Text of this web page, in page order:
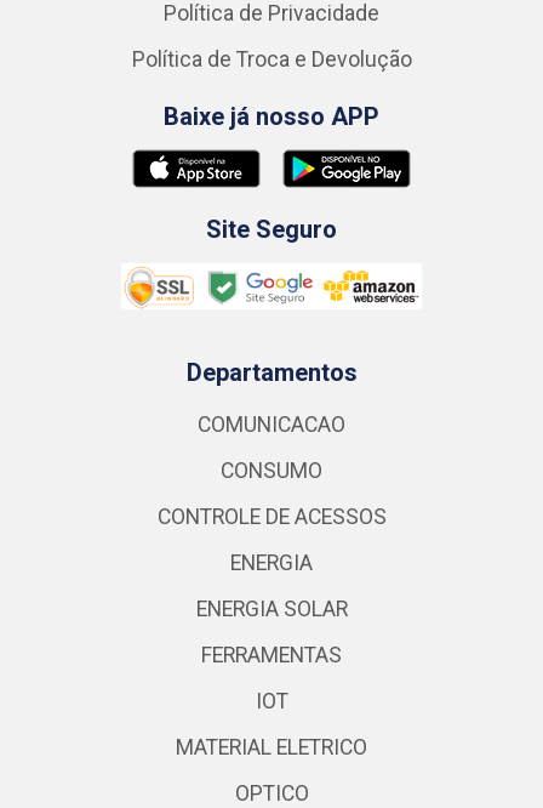
Política de Privacidade
Política de Troca e Devolução
Baixe já nosso APP
Site Seguro
Departamentos
COMUNICACAO
CONSUMO
CONTROLE DE ACESSOS
ENERGIA
ENERGIA SOLAR
FERRAMENTAS
IOT
MATERIAL ELETRICO
OPTICO